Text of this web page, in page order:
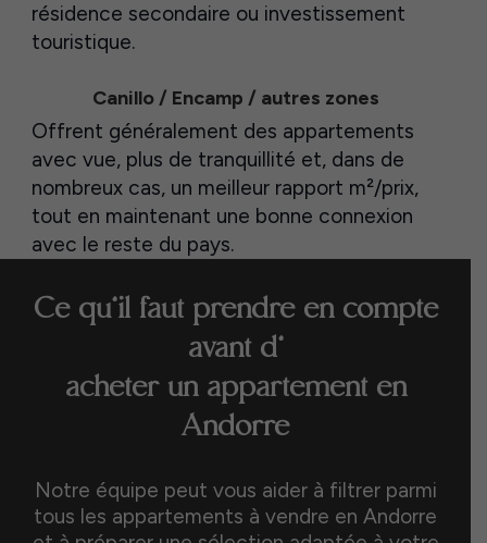
résidence secondaire ou investissement
touristique.
Canillo / Encamp / autres zones
Offrent généralement des appartements
avec vue, plus de tranquillité et, dans de
nombreux cas, un meilleur rapport m²/prix,
tout en maintenant une bonne connexion
avec le reste du pays.
Ce qu’il faut prendre en compte
avant d’
acheter un appartement en
Andorre
Notre équipe peut vous aider à filtrer parmi
tous les appartements à vendre en Andorre